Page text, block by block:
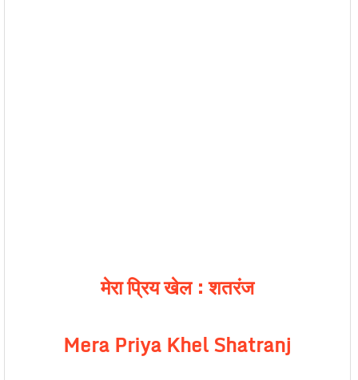
मेरा प्रिय खेल : शतरंज
Mera Priya Khel Shatranj